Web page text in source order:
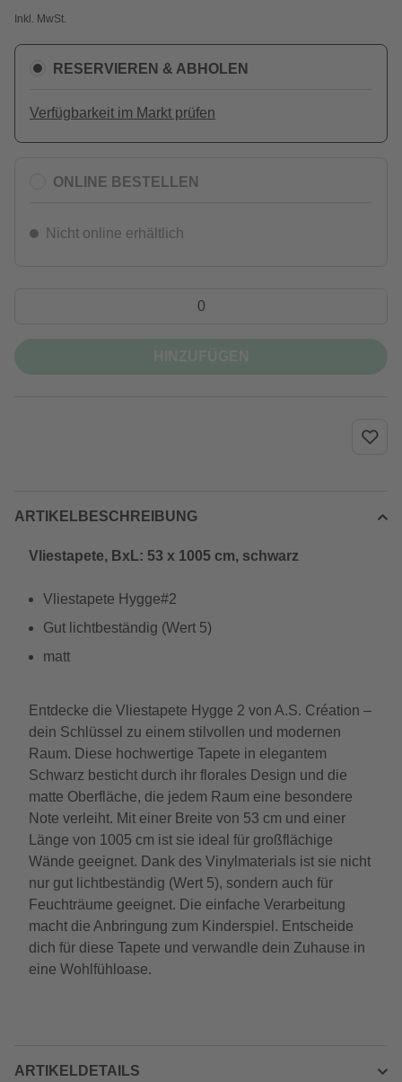
Inkl. MwSt.
RESERVIEREN & ABHOLEN
Verfügbarkeit im Markt prüfen
ONLINE BESTELLEN
Nicht online erhältlich
ARTIKELBESCHREIBUNG
Vliestapete, BxL: 53 x 1005 cm, schwarz
Vliestapete Hygge#2
Gut lichtbeständig (Wert 5)
matt
Entdecke die Vliestapete Hygge 2 von A.S. Création –
dein Schlüssel zu einem stilvollen und modernen
Raum. Diese hochwertige Tapete in elegantem
Schwarz besticht durch ihr florales Design und die
matte Oberfläche, die jedem Raum eine besondere
Note verleiht. Mit einer Breite von 53 cm und einer
Länge von 1005 cm ist sie ideal für großflächige
Wände geeignet. Dank des Vinylmaterials ist sie nicht
nur gut lichtbeständig (Wert 5), sondern auch für
Feuchträume geeignet. Die einfache Verarbeitung
macht die Anbringung zum Kinderspiel. Entscheide
dich für diese Tapete und verwandle dein Zuhause in
eine Wohlfühloase.
ARTIKELDETAILS